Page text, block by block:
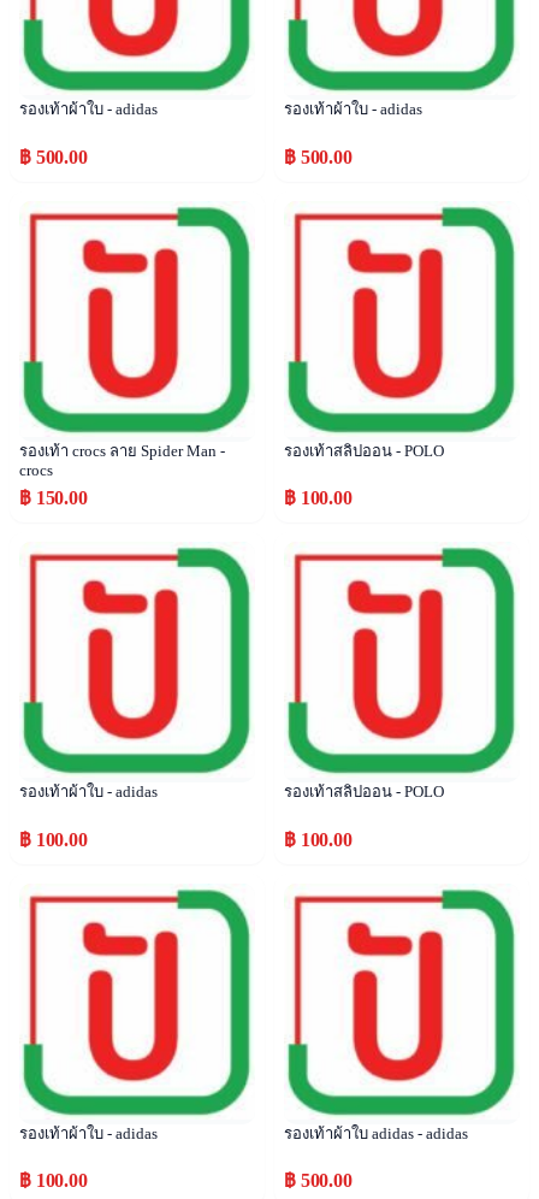
รองเท้าผ้าใบ - adidas
฿ 500.00
รองเท้าผ้าใบ - adidas
฿ 500.00
Popular
รองเท้า crocs ลาย Spider Man -
crocs
฿ 150.00
Popular
รองเท้าสลิปออน - POLO
฿ 100.00
Popular
รองเท้าผ้าใบ - adidas
฿ 100.00
Popular
รองเท้าสลิปออน - POLO
฿ 100.00
Popular
รองเท้าผ้าใบ - adidas
฿ 100.00
Popular
รองเท้าผ้าใบ adidas - adidas
฿ 500.00